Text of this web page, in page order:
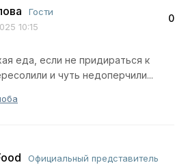
Гости
10:15
0
еда, если не придираться к
и чуть недоперчили...
Официальный представитель